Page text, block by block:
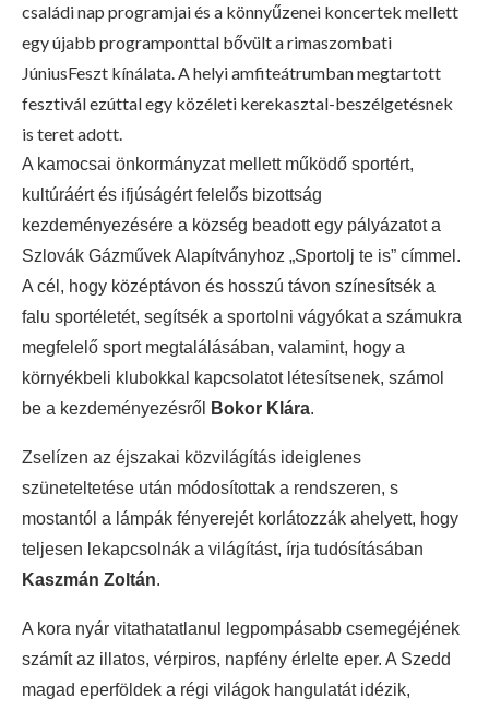
családi nap programjai és a könnyűzenei koncertek mellett
egy újabb programponttal bővült a rimaszombati
JúniusFeszt kínálata. A helyi amfiteátrumban megtartott
fesztivál ezúttal egy közéleti kerekasztal-beszélgetésnek
is teret adott.
A kamocsai önkormányzat mellett működő sportért,
kultúráért és ifjúságért felelős bizottság
kezdeményezésére a község beadott egy pályázatot a
Szlovák Gázművek Alapítványhoz „Sportolj te is” címmel.
A cél, hogy középtávon és hosszú távon színesítsék a
falu sportéletét, segítsék a sportolni vágyókat a számukra
megfelelő sport megtalálásában, valamint, hogy a
környékbeli klubokkal kapcsolatot létesítsenek, számol
be a kezdeményezésről
Bokor Klára.
Zselízen az éjszakai közvilágítás ideiglenes
szüneteltetése után módosítottak a rendszeren, s
mostantól a lámpák fényerejét korlátozzák ahelyett, hogy
teljesen lekapcsolnák a világítást, írja tudósításában
Kaszmán Zoltán.
A kora nyár vitathatatlanul legpompásabb csemegéjének
számít az illatos, vérpiros, napfény érlelte eper. A Szedd
magad eperföldek a régi világok hangulatát idézik,